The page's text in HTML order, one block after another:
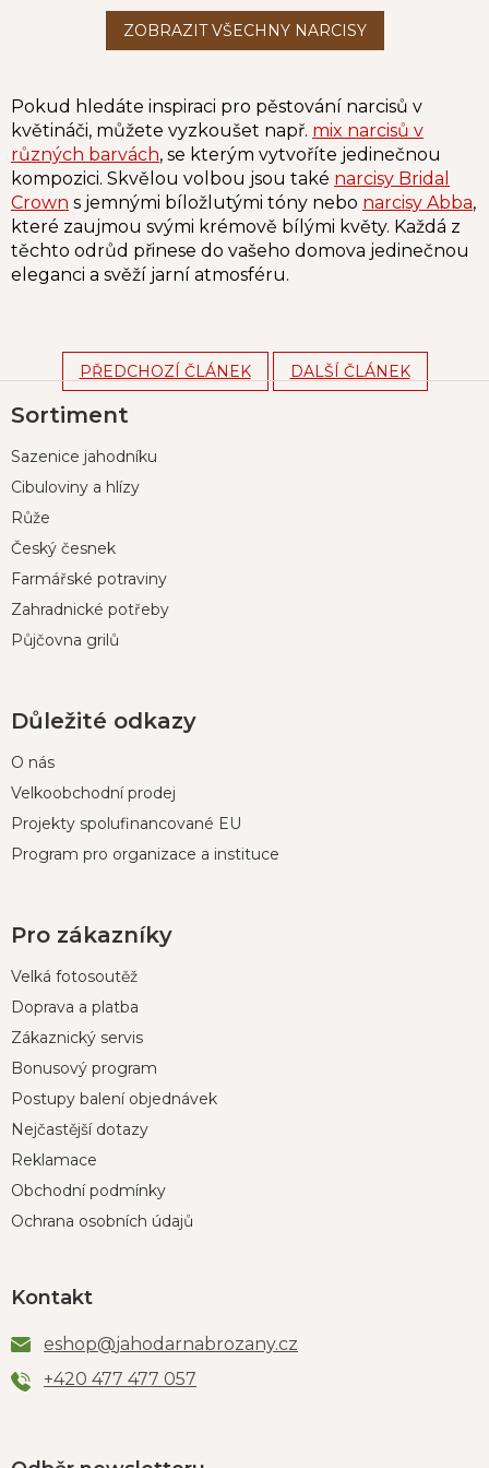
Pokud hledáte inspiraci pro pěstování narcisů v
květináči, můžete vyzkoušet např. mix narcisů v
různých barvách, se kterým vytvoříte jedinečnou
kompozici. Skvělou volbou jsou také narcisy Bridal
Crown s jemnými bíložlutými tóny nebo narcisy Abba,
které zaujmou svými krémově bílými květy. Každá z
těchto odrůd přinese do vašeho domova jedinečnou
eleganci a svěží jarní atmosféru.
PŘEDCHOZÍ ČLÁNEK DALŠÍ ČLÁNEK
á
a
Sortiment
Sazenice jahodníku
Cibuloviny a hlízy
Růže
Český česnek
Farmářské potraviny
Zahradnické potřeby
Půjčovna grilů
Důležité odkazy
O nás
Velkoobchodní prodej
Projekty spolufinancované EU
Program pro organizace a instituce
Pro zákazníky
Velká fotosoutěž
Doprava a platba
Zákaznický servis
Bonusový program
Postupy balení objednávek
Nejčastější dotazy
Reklamace
Obchodní podmínky
Ochrana osobních údajů
Kontakt
eshop@jahodarnabrozany.cz
+420 477 477 057